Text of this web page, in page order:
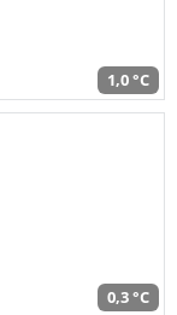
1,0 °C
0,3 °C